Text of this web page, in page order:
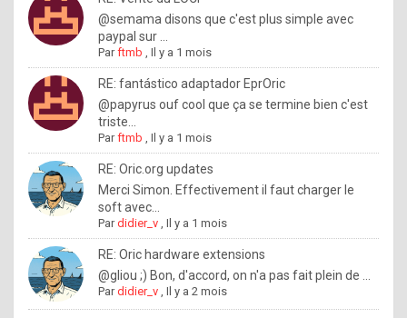
n
t
o
n
o
w
h
o
w
o
@semama disons que c'est plus simple avec
paypal sur ...
Parftmb ,Il y a 1 mois
RE: fantástico adaptador EprOric
@papyrus ouf cool que ça se termine bien c'est
triste...
Parftmb ,Il y a 1 mois
RE: Oric.org updates
Merci Simon. Effectivement il faut charger le
soft avec...
Pardidier_v ,Il y a 1 mois
RE: Oric hardware extensions
@gliou ;) Bon, d'accord, on n'a pas fait plein de ...
Pardidier_v ,Il y a 2 mois